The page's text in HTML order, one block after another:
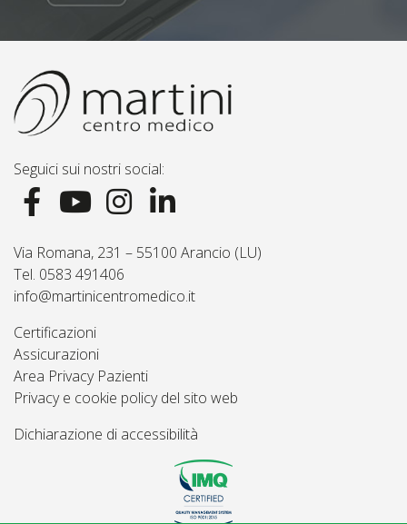
Seguici sui nostri social:
Via Romana, 231 – 55100 Arancio (LU)
Tel. 0583 491406
info@martinicentromedico.it
Certificazioni
Assicurazioni
Area Privacy Pazienti
Privacy e cookie policy del sito web
Dichiarazione di accessibilità